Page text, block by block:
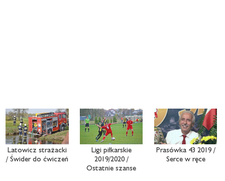
Latowicz strażacki
/ Świder do ćwiczeń
Ligi piłkarskie
2019/2020 /
Ostatnie szanse
Prasówka 43 2019 /
Serce w ręce